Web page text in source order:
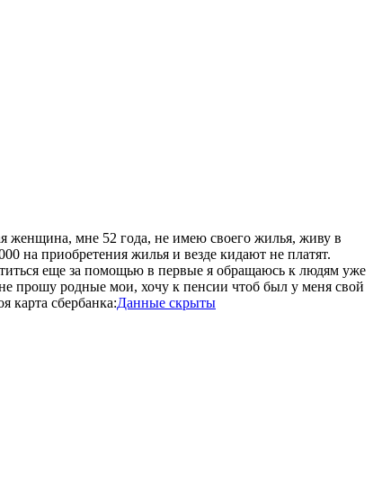
женщина, мне 52 года, не имею своего жилья, живу в
на приобретения жилья и везде кидают не платят.
еще за помощью в первые я обращаюсь к людям уже
прошу родные мои, хочу к пенсии чтоб был у меня свой
сбербанка:Данные скрыты